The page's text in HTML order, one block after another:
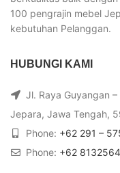
100 pengrajin mebel
kebutuhan Pelanggan.
HUBUNGI KAMI
Jl. Raya Guyangan
Jepara, Jawa Tengah,
Phone: +62 291 –
Phone: +62